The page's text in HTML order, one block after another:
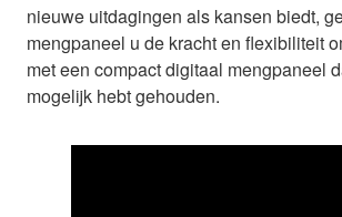
nieuwe uitdagingen als kansen biedt,
mengpaneel u de kracht en flexibiliteit
met een compact digitaal mengpaneel
mogelijk hebt gehouden.